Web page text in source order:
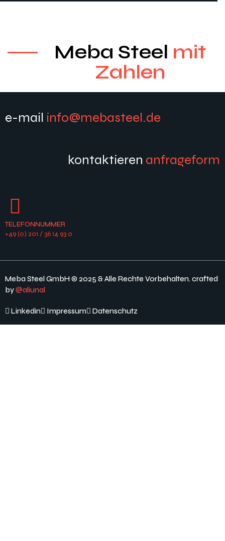
Meba Steel mit
Zahlen
e-mail info@mebasteel.de
kontaktieren anfrageform
TELEFONNUMMER
+49 (0) 201 / 36 14 93 0
Meba Steel GmbH © 2025 & Alle Rechte Vorbehalten. crafted
by@aliunal
Linkedin Impressum Datenschutz